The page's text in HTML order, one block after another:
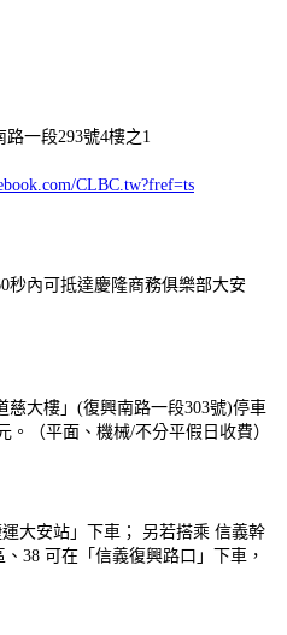
一段293號4樓之1
CLBC.tw?fref=ts
秒內可抵達慶隆商務俱樂部大安
大樓」(復興南路一段303號)停車
。（平面、機械/不分平假日收費）
大安站」下車； 另若搭乘 信義幹
38 可在「信義復興路口」下車，